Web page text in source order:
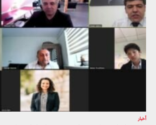
أخبار